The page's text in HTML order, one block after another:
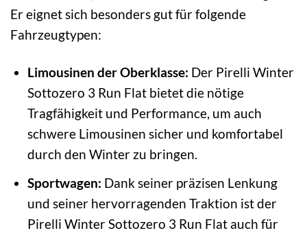
Er eignet sich besonders gut für folgende
Fahrzeugtypen:
Limousinen der Oberklasse: Der Pirelli Winter
Sottozero 3 Run Flat bietet die nötige
Tragfähigkeit und Performance, um auch
schwere Limousinen sicher und komfortabel
durch den Winter zu bringen.
Sportwagen: Dank seiner präzisen Lenkung
und seiner hervorragenden Traktion ist der
Pirelli Winter Sottozero 3 Run Flat auch für